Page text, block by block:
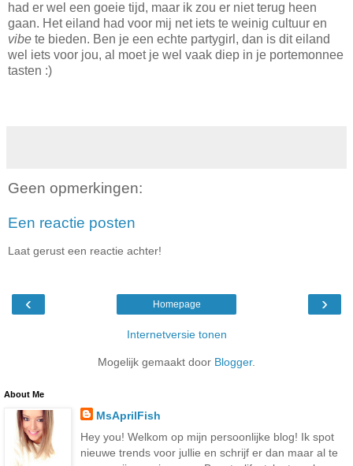
had er wel een goeie tijd, maar ik zou er niet terug heen
gaan. Het eiland had voor mij net iets te weinig cultuur en
vibe te bieden. Ben je een echte partygirl, dan is dit eiland
wel iets voor jou, al moet je wel vaak diep in je portemonnee
tasten :)
Geen opmerkingen:
Een reactie posten
Laat gerust een reactie achter!
‹ ›
Homepage
Internetversie tonen
Mogelijk gemaakt door Blogger.
About Me
MsAprilFish
Hey you! Welkom op mijn persoonlijke blog! Ik spot
nieuwe trends voor jullie en schrijf er dan maar al te